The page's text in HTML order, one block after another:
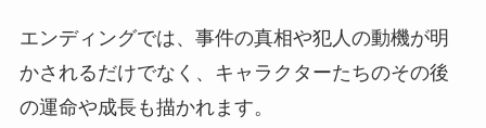
エンディングでは、事件の真相や犯人の動機が明
かされるだけでなく、キャラクターたちのその後
の運命や成長も描かれます。